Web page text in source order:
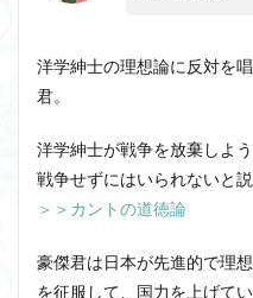
洋学紳士の理想論に反対を
君。
洋学紳士が戦争を放棄しよ
戦争せずにはいられないと説
＞＞カントの道徳論
豪傑君は日本が先進的で理
を征服して、国力を上げて